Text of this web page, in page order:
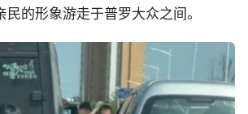
的形象游走于普罗大众之间。